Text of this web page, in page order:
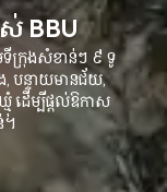
ស់BBU
ក្រុងសំខាន់ៗ ៩ទូ
,បន្ទាយមានជ័យ,
មុំដើម្បីផ្តល់ឱកាស
។